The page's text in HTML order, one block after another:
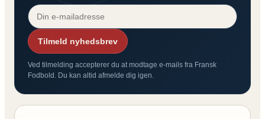
Tilmeld nyhedsbrev
Ved tilmelding accepterer du at modtage e-mails fra Fransk
Fodbold. Du kan altid afmelde dig igen.